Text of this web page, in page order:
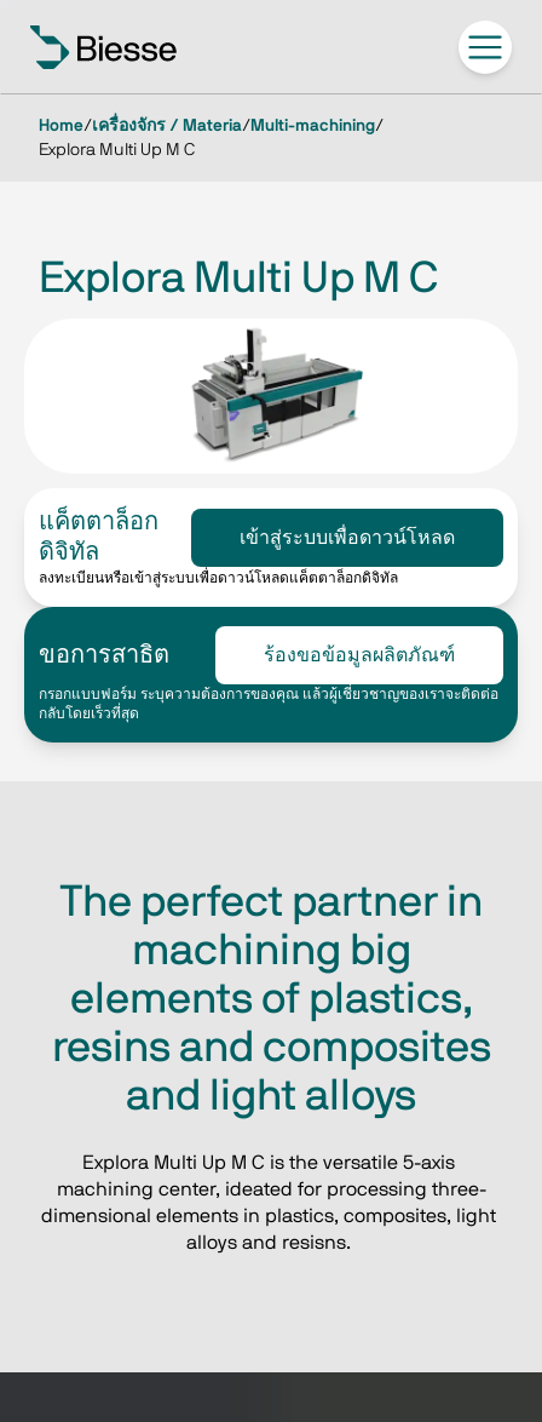
Home/เครื่องจักร / Materia/ Multi-machining/
Explora Multi Up M C
Explora Multi Up M C
แค็ตตาล็อก
ดิจิทัล
เข้าสู่ระบบเพื่อดาวน์โหลด
ลงทะเบียนหรือเข้าสู่ระบบเพื่อดาวน์โหลดแค็ตตาล็อกดิจิทัล
ขอการสาธิต ร้องขอข้อมูลผลิตภัณฑ์
กรอกแบบฟอร์ม ระบุความต้องการของคุณ แล้วผู้เชี่ยวชาญของเราจะติดต่อ
กลับโดยเร็วที่สุด
The perfect partner in
machining big
elements of plastics,
resins and composites
and light alloys
Explora Multi Up M C is the versatile 5-axis
machining center, ideated for processing three-
dimensional elements in plastics, composites, light
alloys and resisns.